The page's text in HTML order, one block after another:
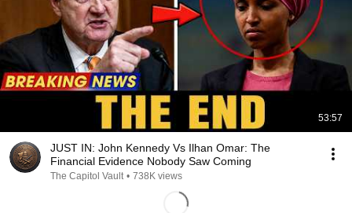
53:57
JUST IN: John Kennedy Vs Ilhan Omar: The
Financial Evidence Nobody Saw Coming
The Capitol Vault • 738K views